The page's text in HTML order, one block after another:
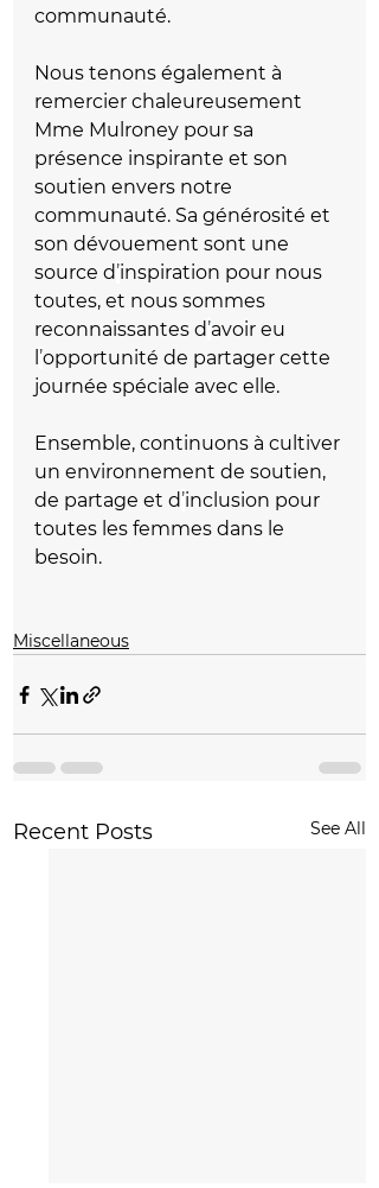
communauté.
Nous tenons également à
remercier chaleureusement
Mme Mulroney pour sa
présence inspirante et son
soutien envers notre
communauté. Sa générosité et
son dévouement sont une
source d’inspiration pour nous
toutes, et nous sommes
reconnaissantes d’avoir eu
’opportunité de partager cette
journée spéciale avec elle.
Ensemble, continuons à cultiver
un environnement de soutien,
de partage et d’inclusion pour
toutes les femmes dans le
besoin.
Miscellaneous
Recent Posts See All